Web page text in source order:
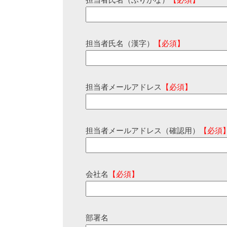
担当者氏名（漢字） 【必須】
担当者メールアドレス 【必須】
担当者メールアドレス（確認用） 【必須
会社名 【必須】
部署名